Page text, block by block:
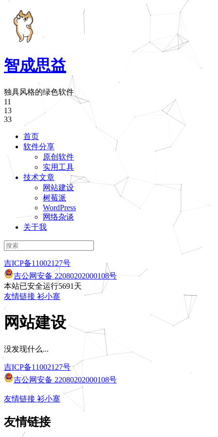
智成思益
独具风格的绿色软件
11
13
33
首页
软件分享
原创软件
实用工具
技术文章
网站建设
树莓派
WordPress
网络杂谈
关于我
吉ICP备11002127号
吉公网安备 22080202000108号
本站已安全运行5691天
友情链接 衫小寨
网站建设
没发现什么...
吉ICP备11002127号
吉公网安备 22080202000108号
友情链接 衫小寨
友情链接